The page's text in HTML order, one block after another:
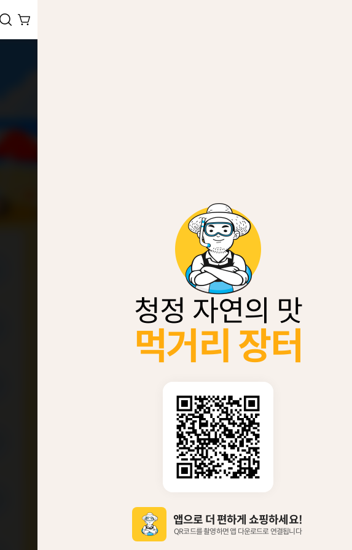
청정 자연의 맛
먹거리 장터
앱으로 더 편하게 쇼핑하세요!
QR코드를 촬영하면 앱 다운로드로 연결됩니다